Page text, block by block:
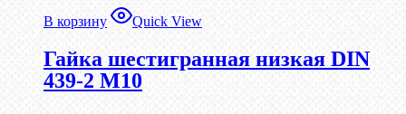
В корзину Quick View
Гайка шестигранная низкая DIN
439-2 М10